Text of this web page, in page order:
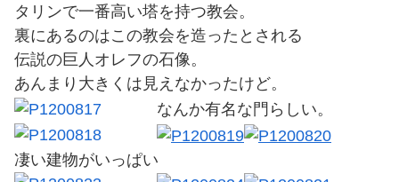
タリンで一番高い塔を持つ教会。
裏にあるのはこの教会を造ったとされる
伝説の巨人オレフの石像。
あんまり大きくは見えなかったけど。
なんか有名な門らしい。
凄い建物がいっぱい